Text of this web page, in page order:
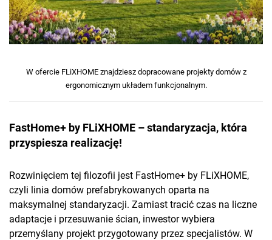
W ofercie FLiXHOME znajdziesz dopracowane projekty domów z
ergonomicznym układem funkcjonalnym.
FastHome+ by FLiXHOME – standaryzacja, która
przyspiesza realizację!
Rozwinięciem tej filozofii jest FastHome+ by FLiXHOME,
czyli linia domów prefabrykowanych oparta na
maksymalnej standaryzacji. Zamiast tracić czas na liczne
adaptacje i przesuwanie ścian, inwestor wybiera
przemyślany projekt przygotowany przez specjalistów. W